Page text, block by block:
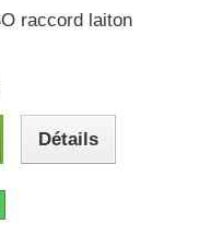
raccord laiton
Détails